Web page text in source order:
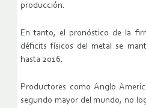
producción.
En tanto, el pronóstico de la
déficits físicos del metal se
hasta 2016.
Productores como Anglo
segundo mayor del mundo, no